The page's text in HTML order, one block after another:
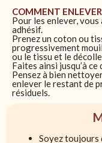
COMMENT ENLEVER
Pour les enlever,
adhésif.
Prenez un coton ou
progressivement
ou le tissu et le
Faites ainsi jusqu’à
Pensez à bien
enlever le restant de
résiduels.
Soyez toujours